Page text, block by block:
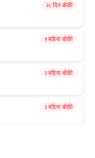
२८ दिन बाँकी
१ महिना बाँकी
२ महिना बाँकी
२ महिना बाँकी